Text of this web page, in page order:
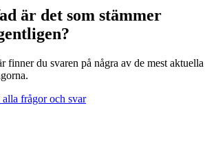
är det som stämmer
finner du svaren på några av de mest aktuella
alla frågor och svar